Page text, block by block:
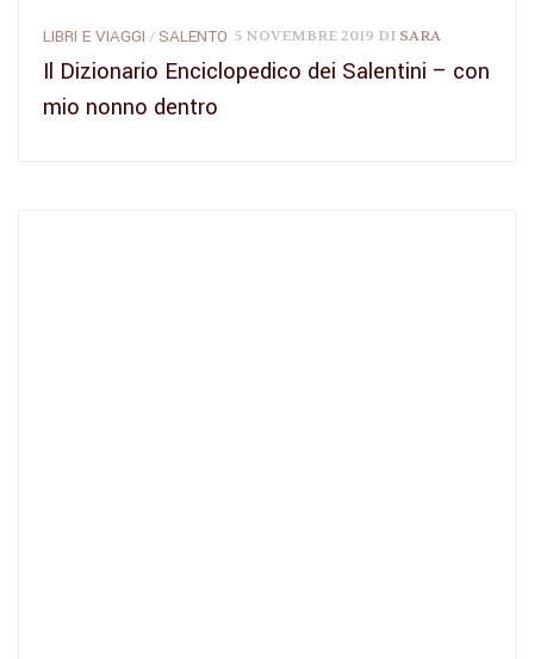
LIBRI E VIAGGI / SALENTO 5 NOVEMBRE 2019 DI SARA
Il Dizionario Enciclopedico dei Salentini – con
mio nonno dentro